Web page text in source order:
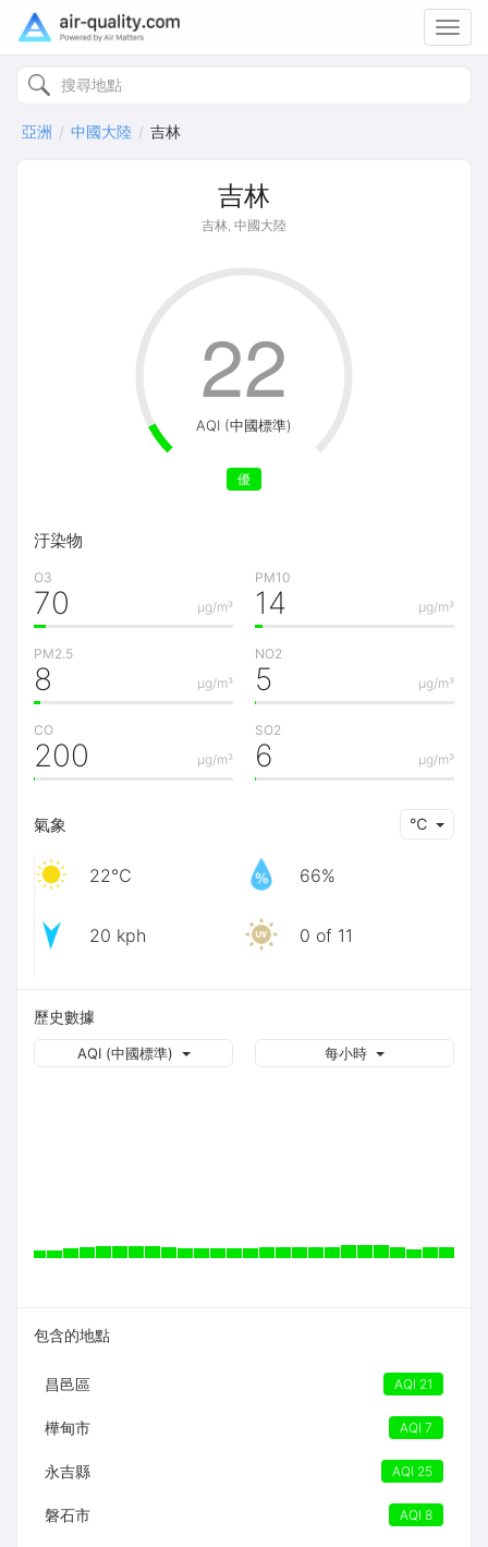
亞洲 中國大陸 吉林
吉林
吉林, 中國大陸
AQI (中國標準)
優
22
汙染物
O3
μg/m³
70
PM10
μg/m³
14
PM2.5
μg/m³
8
NO2
μg/m³
5
CO
μg/m³
200
SO2
μg/m³
6
氣象 ℃
22℃ 66%
20 kph 0 of 11
歷史數據
每小時
AQI (中國標準)
包含的地點
昌邑區 AQI 21
樺甸市 AQI 7
永吉縣 AQI 25
磐石市 AQI 8